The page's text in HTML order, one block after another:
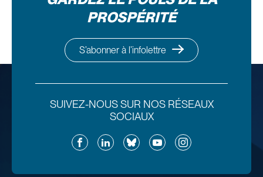
PROSPÉRITÉ
S’abonner à l’infolettre
SUIVEZ-NOUS SUR NOS RÉSEAUX
SOCIAUX
FacebookLinkedInBlueskyYouTubeInstagram